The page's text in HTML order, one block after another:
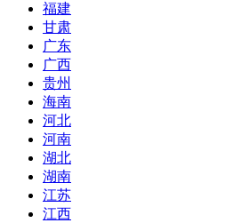
福建
甘肃
广东
广西
贵州
海南
河北
河南
湖北
湖南
江苏
江西